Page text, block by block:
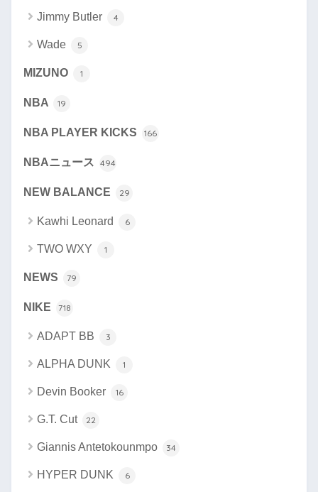
Jimmy Butler 4
Wade 5
MIZUNO 1
NBA 19
NBA PLAYER KICKS 166
NBAニュース 494
NEW BALANCE 29
Kawhi Leonard 6
TWO WXY 1
NEWS 79
NIKE 718
ADAPT BB 3
ALPHA DUNK 1
Devin Booker 16
G.T. Cut 22
Giannis Antetokounmpo 34
HYPER DUNK 6